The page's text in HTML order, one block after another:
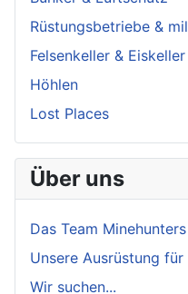
Rüstungsbetriebe &
Felsenkeller & Eiskeller
Höhlen
Lost Places
Über uns
Das Team Minehunters
Unsere Ausrüstung
Wir suchen...